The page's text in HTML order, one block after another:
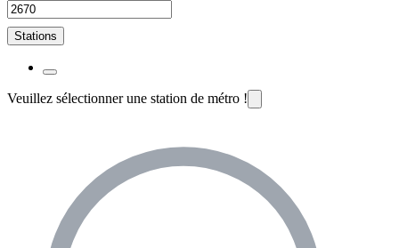
Stations
Veuillez sélectionner une station de métro !